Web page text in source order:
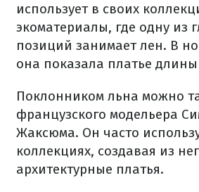
использует в своих
экоматериалы, где одну из
позиций занимает лен. В
она показала платье
Поклонником льна можно
французского модельера
Жаксюма. Он часто
коллекциях, создавая из
архитектурные платья.